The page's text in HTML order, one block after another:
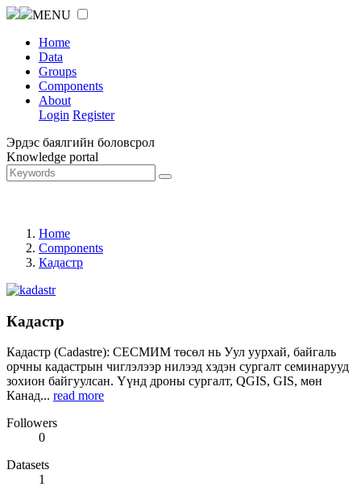
MENU
Home
Data
Groups
Components
About
Login Register
Эрдэс баялгийн боловсрол
Knowledge portal
Home
Components
Кадастр
Кадастр
Кадастр (Cadastre): СЕСМИМ төсөл нь Уул уурхай, байгаль
орчны кадастрын чиглэлээр нилээд хэдэн сургалт семинарууд
зохион байгуулсан. Үүнд дроны сургалт, QGIS, GIS, мөн
Канад... read more
Followers
0
Datasets
1